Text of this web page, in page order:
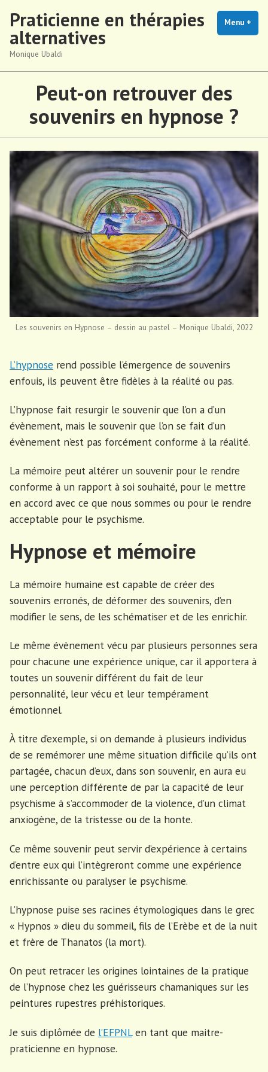
contenu
Praticienne en thérapies
alternatives
Monique Ubaldi
Menu +
Peut-on retrouver des
souvenirs en hypnose ?
Les souvenirs en Hypnose – dessin au pastel – Monique Ubaldi, 2022
L’hypnose rend possible l’émergence de souvenirs
enfouis, ils peuvent être fidèles à la réalité ou pas.
L’hypnose fait resurgir le souvenir que l’on a d’un
évènement, mais le souvenir que l’on se fait d’un
évènement n’est pas forcément conforme à la réalité.
La mémoire peut altérer un souvenir pour le rendre
conforme à un rapport à soi souhaité, pour le mettre
en accord avec ce que nous sommes ou pour le rendre
acceptable pour le psychisme.
Hypnose et mémoire
La mémoire humaine est capable de créer des
souvenirs erronés, de déformer des souvenirs, d’en
modifier le sens, de les schématiser et de les enrichir.
Le même évènement vécu par plusieurs personnes sera
pour chacune une expérience unique, car il apportera à
toutes un souvenir différent du fait de leur
personnalité, leur vécu et leur tempérament
émotionnel.
À titre d’exemple, si on demande à plusieurs individus
de se remémorer une même situation difficile qu’ils ont
partagée, chacun d’eux, dans son souvenir, en aura eu
une perception différente de par la capacité de leur
psychisme à s’accommoder de la violence, d’un climat
anxiogène, de la tristesse ou de la honte.
Ce même souvenir peut servir d’expérience à certains
d’entre eux qui l’intègreront comme une expérience
enrichissante ou paralyser le psychisme.
L’hypnose puise ses racines étymologiques dans le grec
« Hypnos » dieu du sommeil, fils de l’Erèbe et de la nuit
et frère de Thanatos (la mort).
On peut retracer les origines lointaines de la pratique
de l’hypnose chez les guérisseurs chamaniques sur les
peintures rupestres préhistoriques.
Je suis diplômée de l’EFPNLen tant que maitre-
praticienne en hypnose.